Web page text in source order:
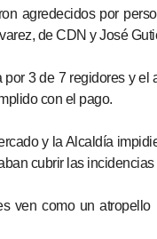
agredecidos por
de CDN y José
por 3 de 7 regidores y
con el pago.
y la Alcaldía
cubrir las
ven como un